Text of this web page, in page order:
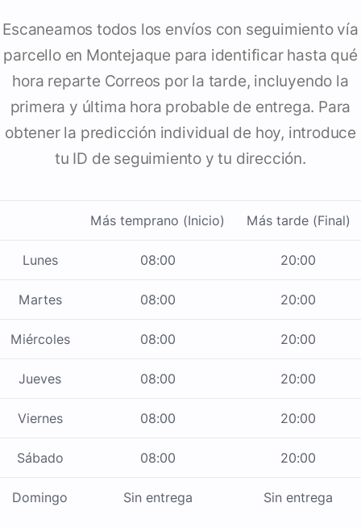
Escaneamos todos los envíos con seguimiento vía
parcello en Montejaque para identificar hasta qué
hora reparte Correos por la tarde, incluyendo la
primera y última hora probable de entrega. Para
obtener la predicción individual de hoy, introduce
tu ID de seguimiento y tu dirección.
Más temprano (Inicio) Más tarde (Final)
Lunes 08:00 20:00
Martes 08:00 20:00
Miércoles 08:00 20:00
Jueves 08:00 20:00
Viernes 08:00 20:00
Sábado 08:00 20:00
Domingo Sin entrega Sin entrega